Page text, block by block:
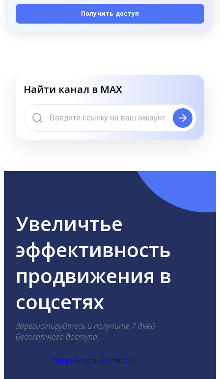
Получить доступ
Найти канал в MAX
Увеличтье
эффективность
продвижения в
соцсетях
Зарегистируйтесь и получите 7 дней
бесплатного доступа.
Попробовать бесплатно